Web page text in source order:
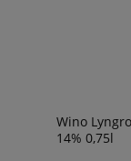
Wino
14% 0,75l